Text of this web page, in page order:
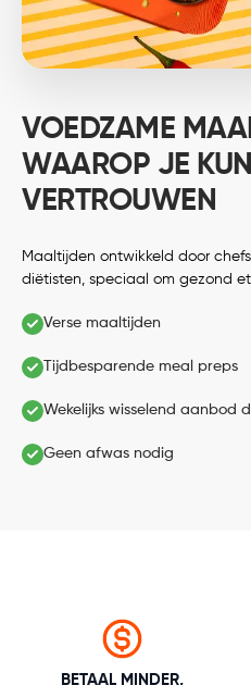
VOEDZAME
WAAROP JE
VERTROUWEN
Maaltijden ontwikkeld door
diëtisten, speciaal om gezond
Verse maaltijden
Tijdbesparende meal preps
Wekelijks wisselend aanbod
Geen afwas nodig
BETAAL MINDER,